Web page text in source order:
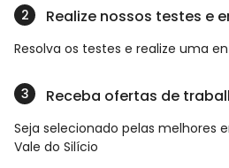
Realize nossos testes e
Resolva os testes e realize uma
Receba ofertas de
Seja selecionado pelas melhores
Vale do Silício